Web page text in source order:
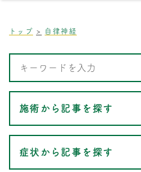
トップ 自律神経
施術から記事を探す
症状から記事を探す